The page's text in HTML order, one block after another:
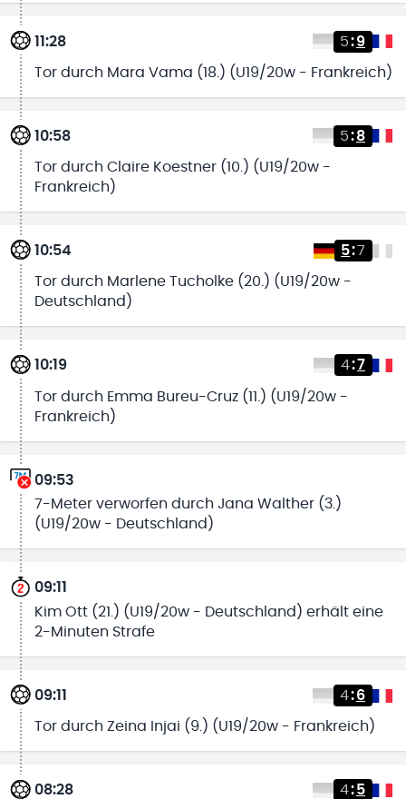
11:28 5:9
Tor durch Mara Vama (18.) (U19/20w - Frankreich)
10:58 5:8
Tor durch Claire Koestner (10.) (U19/20w -
Frankreich)
10:54 5:7
Tor durch Marlene Tucholke (20.) (U19/20w -
Deutschland)
10:19 4:7
Tor durch Emma Bureu-Cruz (11.) (U19/20w -
Frankreich)
09:53
7-Meter verworfen durch Jana Walther (3.)
(U19/20w - Deutschland)
09:11
Kim Ott (21.) (U19/20w - Deutschland) erhält eine
2-Minuten Strafe
09:11 4:6
Tor durch Zeina Injai (9.) (U19/20w - Frankreich)
08:28 4:5